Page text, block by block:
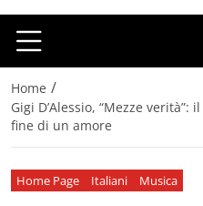
Home /
Gigi D’Alessio, “Mezze
fine di un amore
Home Page Italiani Musica